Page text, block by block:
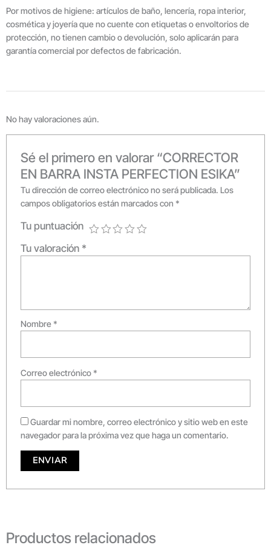
Por motivos de higiene: artículos de baño, lencería, ropa interior,
cosmética y joyería que no cuente con etiquetas o envoltorios de
protección, no tienen cambio o devolución, solo aplicarán para
garantía comercial por defectos de fabricación.
No hay valoraciones aún.
Sé el primero en valorar “CORRECTOR
EN BARRA INSTA PERFECTION ESIKA”
Tu dirección de correo electrónico no será publicada. Los
campos obligatorios están marcados con *
Tu puntuación
Tu valoración *
Nombre *
Correo electrónico *
Guardar mi nombre, correo electrónico y sitio web en este
navegador para la próxima vez que haga un comentario.
Productos relacionados